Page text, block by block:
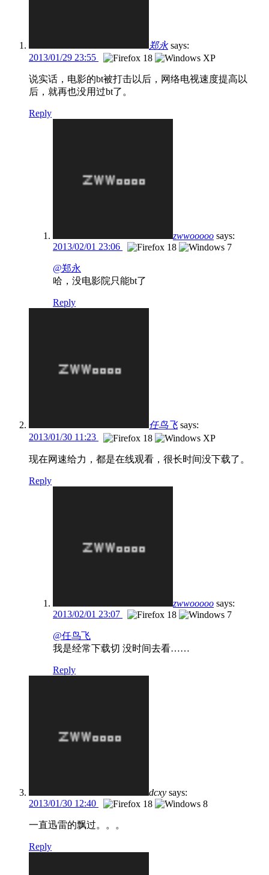
郑永 says:
2013/01/29 23:55
说实话，电影的bt被打击以后，网络电视速度提高以
后，就再也没用过bt了。
Reply
zwwooooo says:
2013/02/01 23:06
@郑永
哈，没电影院只能bt了
Reply
任鸟飞 says:
2013/01/30 11:23
现在网速给力，都是在线观看，很长时间没下载了。
Reply
zwwooooo says:
2013/02/01 23:07
@任鸟飞
我是经常下载切 没时间去看……
Reply
dcxy says:
2013/01/30 12:40
一直迅雷的飘过。。。
Reply